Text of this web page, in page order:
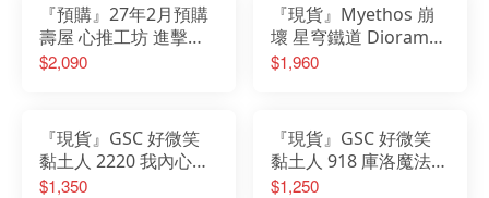
『預購』27年2月預購
壽屋 心推工坊 進擊的
巨人 米卡沙 阿卡曼
$2,090
『現貨』Myethos 崩
壞 星穹鐵道 Diorama
知更鳥 夜色流光溢彩
$1,960
『現貨』GSC 好微笑
黏土人 2220 我內心的
糟糕念頭 山田杏奈
$1,350
『現貨』GSC 好微笑
黏土人 918 庫洛魔法使
透明牌篇 木之本櫻 友
$1,250